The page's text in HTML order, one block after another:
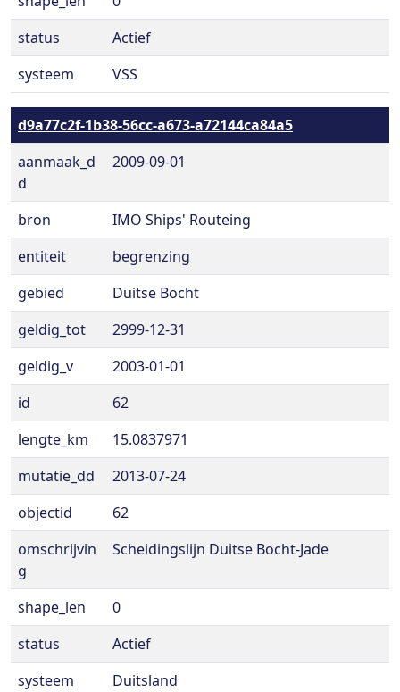
status
Actief
systeem
VSS
d9a77c2f-1b38-56cc-a673-a72144ca84a5
aanmaak_d
d
2009-09-01
bron
IMO Ships' Routeing
entiteit
begrenzing
gebied
Duitse Bocht
geldig_tot
2999-12-31
geldig_v
2003-01-01
id
62
lengte_km
15.0837971
mutatie_dd
2013-07-24
objectid
62
omschrijvin
g
Scheidingslijn Duitse Bocht-Jade
shape_len
0
status
Actief
systeem
Duitsland